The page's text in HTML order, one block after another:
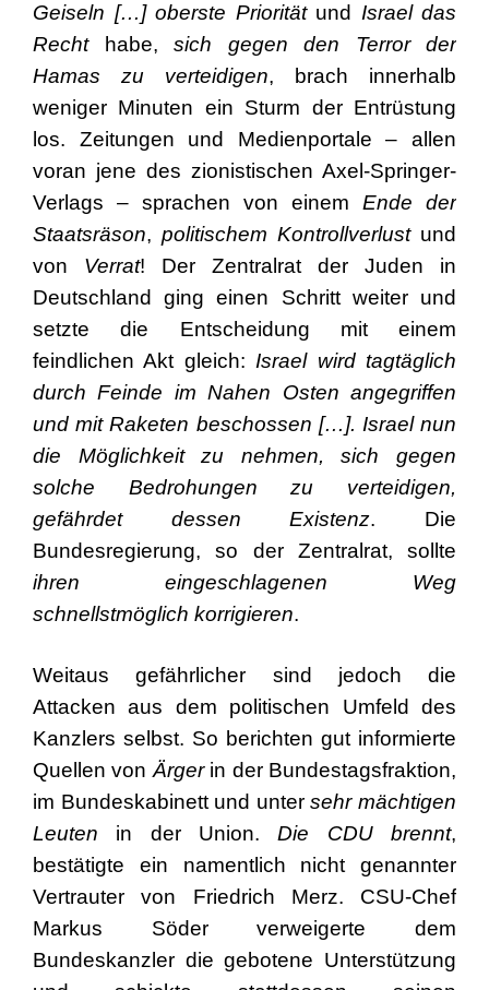
Geiseln […] oberste Prioritätund Israel das
Rechthabe, sich gegen den Terror der
Hamas zu verteidigen, brach innerhalb
weniger Minuten ein Sturm der Entrüstung
los. Zeitungen und Medienportale – allen
voran jene des zionistischen Axel-Springer-
Verlags – sprachen von einem Ende der
Staatsräson, politischem Kontrollverlustund
von Verrat! Der Zentralrat der Juden in
Deutschland ging einen Schritt weiter und
setzte die Entscheidung mit einem
feindlichen Akt gleich:Israel wird tagtäglich
durch Feinde im Nahen Osten angegriffen
und mit Raketen beschossen […]. Israel nun
die Möglichkeit zu nehmen, sich gegen
solche Bedrohungen zu verteidigen,
gefährdet dessen Existenz. Die
Bundesregierung, so der Zentralrat, sollte
ihren eingeschlagenen Weg
schnellstmöglich korrigieren.
Weitaus gefährlicher sind jedoch die
Attacken aus dem politischen Umfeld des
Kanzlers selbst. So berichten gut informierte
Quellen vonÄrgerin der Bundestagsfraktion,
im Bundeskabinett und untersehr mächtigen
Leuten in der Union.Die CDU brennt,
bestätigte ein namentlich nicht genannter
Vertrauter von Friedrich Merz. CSU-Chef
Markus Söder verweigerte dem
Bundeskanzler die gebotene Unterstützung